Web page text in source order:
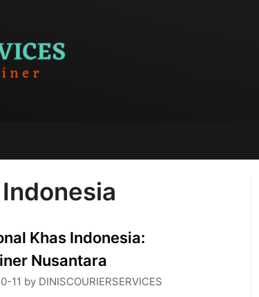
Khas Indonesia:
Nusantara
11 by DINISCOURIERSERVICES